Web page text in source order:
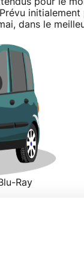
pour le
dans le
Ray